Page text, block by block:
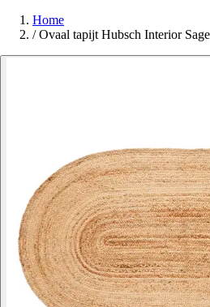
Home
/ Ovaal tapijt Hubsch Interior Sage